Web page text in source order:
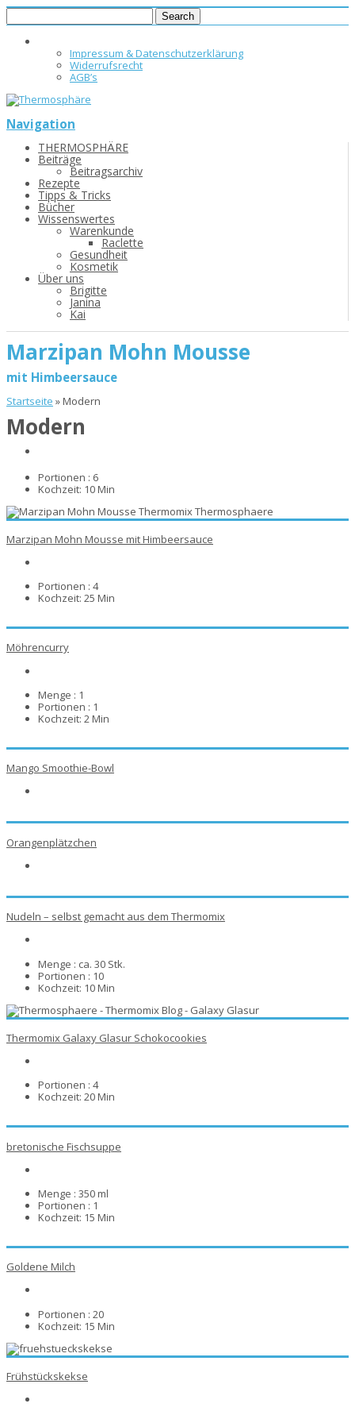
Impressum & Datenschutzerklärung
Widerrufsrecht
AGB’s
Navigation
THERMOSPHÄRE
Beiträge
Beitragsarchiv
Rezepte
Tipps & Tricks
Bücher
Wissenswertes
Warenkunde
Raclette
Gesundheit
Kosmetik
Über uns
Brigitte
Janina
Kai
Marzipan Mohn Mousse
mit Himbeersauce
Startseite »Modern
Modern
Portionen : 6
Kochzeit: 10 Min
Marzipan Mohn Mousse mit Himbeersauce
Portionen : 4
Kochzeit: 25 Min
Möhrencurry
Menge : 1
Portionen : 1
Kochzeit: 2 Min
Mango Smoothie-Bowl
Orangenplätzchen
Nudeln – selbst gemacht aus dem Thermomix
Menge : ca. 30 Stk.
Portionen : 10
Kochzeit: 10 Min
Thermomix Galaxy Glasur Schokocookies
Portionen : 4
Kochzeit: 20 Min
bretonische Fischsuppe
Menge : 350 ml
Portionen : 1
Kochzeit: 15 Min
Goldene Milch
Portionen : 20
Kochzeit: 15 Min
Frühstückskekse